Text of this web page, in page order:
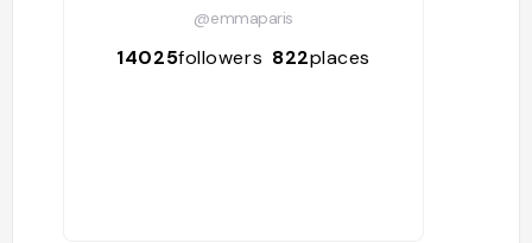
@emmaparis
14025followers 822places